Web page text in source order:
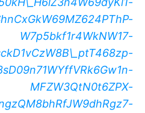
W7p5bkf1r4WkNW17-
MFZW3QtN0t6ZPX-